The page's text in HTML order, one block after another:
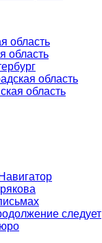
область
область
область
область
следует